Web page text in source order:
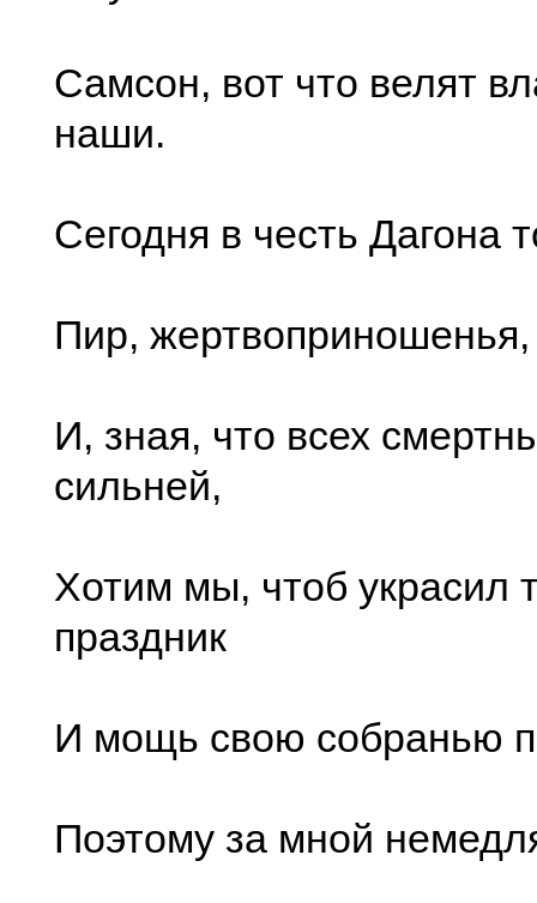
Самсон, вот что велят
наши.
Сегодня в честь Дагона
Пир, жертвоприношенья,
И, зная, что всех
сильней,
Хотим мы, чтоб украсил
праздник
И мощь свою собранью
Поэтому за мной